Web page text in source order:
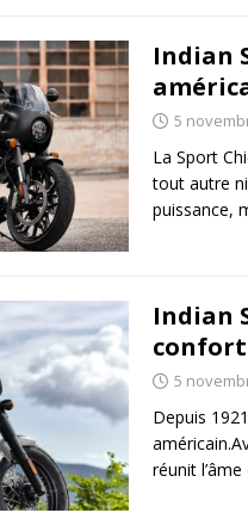
Indian
5
La Sport
tout autre
puissance,
Indian
confort
5
Depuis
réunit